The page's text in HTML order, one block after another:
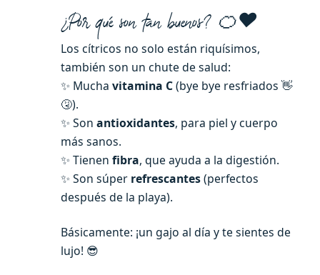
¿Por qué son tan buenos? 🍊❤️
Los cítricos no solo están riquísimos,
también son un chute de salud:
✨ Mucha vitamina C(bye bye resfriados 👋
🤧).
✨ Son antioxidantes, para piel y cuerpo
más sanos.
✨ Tienen fibra, que ayuda a la digestión.
✨ Son súper refrescantes(perfectos
después de la playa).
Básicamente: ¡un gajo al día y te sientes de
lujo! 😎